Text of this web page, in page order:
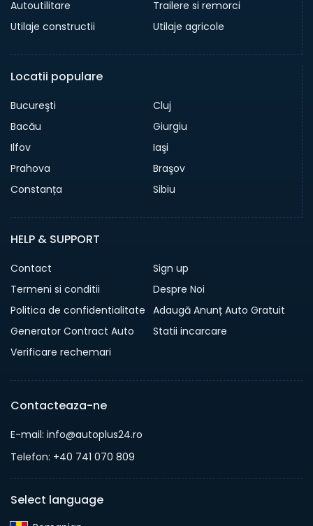
Autoutilitare
Trailere si remorci
Utilaje constructii
Utilaje agricole
Locatii populare
Bucureşti
Cluj
Bacău
Giurgiu
Ilfov
Iaşi
Prahova
Braşov
Constanța
Sibiu
HELP & SUPPORT
Contact
Sign up
Termeni si conditii
Despre Noi
Politica de confidentialitate Adaugă Anunț Auto Gratuit
Generator Contract Auto
Statii incarcare
Verificare rechemari
Contacteaza-ne
E-mail: info@autoplus24.ro
Telefon: +40 741 070 809
Select language